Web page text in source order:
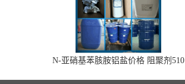
N-亚硝基苯胲胺铝盐价格 阻聚剂510